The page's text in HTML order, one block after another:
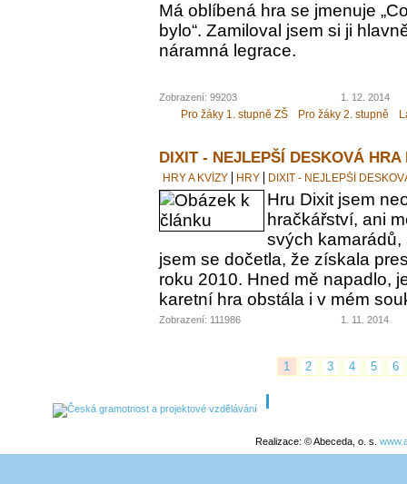
Má oblíbená hra se jmenuje
bylo“. Zamiloval jsem si ji
náramná legrace.
Zobrazení: 99203 1. 12. 2014
Pro žáky 1. stupně ZŠ Pro žáky 2. stupně
DIXIT - NEJLEPŠÍ DESKOVÁ HRA
HRY A KVÍZY HRY DIXIT - NEJLEPŠÍ
Hru Dixit jsem
hračkářství, ani
svých kamarádů,
jsem se dočetla, že získala
roku 2010. Hned mě napadlo,
karetní hra obstála i v mém
Zobrazení: 111986 1. 11. 2014
1 2 3 4 5 6
Realizace: © Abeceda, o. s.